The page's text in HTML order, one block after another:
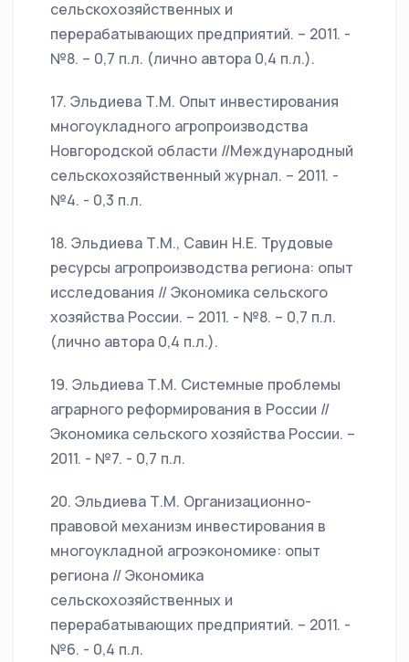
сельскохозяйственных и
перерабатывающих предприятий. – 2011. -
№8. – 0,7 п.л. (лично автора 0,4 п.л.).
17. Эльдиева Т.М. Опыт инвестирования
многоукладного агропроизводства
Новгородской области //Международный
сельскохозяйственный журнал. – 2011. -
№4. - 0,3 п.л.
18. Эльдиева Т.М., Савин Н.Е. Трудовые
ресурсы агропроизводства региона: опыт
исследования // Экономика сельского
хозяйства России. – 2011. - №8. – 0,7 п.л.
(лично автора 0,4 п.л.).
19. Эльдиева Т.М. Системные проблемы
аграрного реформирования в России //
Экономика сельского хозяйства России. –
2011. - №7. - 0,7 п.л.
20. Эльдиева Т.М. Организационно-
правовой механизм инвестирования в
многоукладной агроэкономике: опыт
региона // Экономика
сельскохозяйственных и
перерабатывающих предприятий. – 2011. -
№6. - 0,4 п.л.